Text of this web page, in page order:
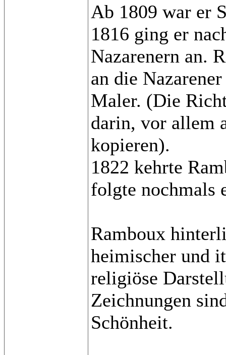
Ab 1809 war er
1816 ging er
Nazarenern an.
an die
Maler. (Die
darin, vor allem
kopieren).
1822 kehrte
folgte nochmals
Ramboux
heimischer und
religiöse
Zeichnungen
Schönheit.